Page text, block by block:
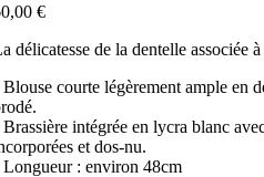
€
délicatesse de la dentelle associée
Blouse courte légèrement ample en
Brassière intégrée en lycra blanc
et dos-nu.
Longueur : environ 48cm